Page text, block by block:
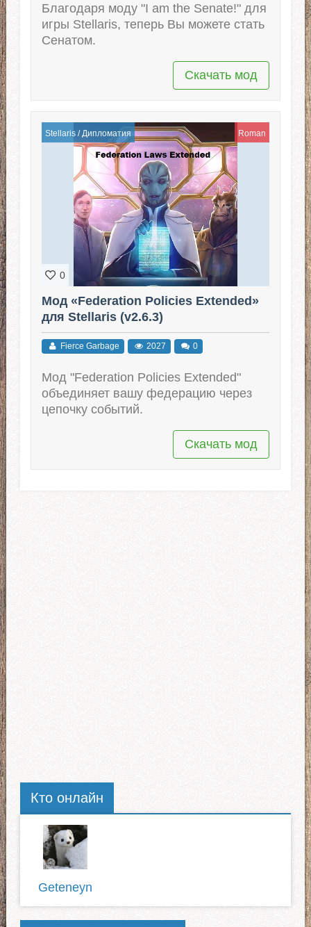
Благодаря моду "I am the Senate!" для
игры Stellaris, теперь Вы можете стать
Сенатом.
Скачать мод
Stellaris/ Дипломатия Roman
0
Мод «Federation Policies Extended»
для Stellaris (v2.6.3)
Fierce Garbage 2027 0
Мод "Federation Policies Extended"
объединяет вашу федерацию через
цепочку событий.
Скачать мод
Кто онлайн
Geteneyn